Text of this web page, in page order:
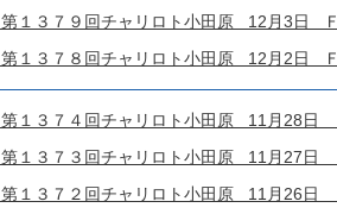
第１３７９回チャリロト小田原 12月3日
第１３７８回チャリロト小田原 12月2日
第１３７４回チャリロト小田原 11月28日
第１３７３回チャリロト小田原 11月27日
第１３７２回チャリロト小田原 11月26日